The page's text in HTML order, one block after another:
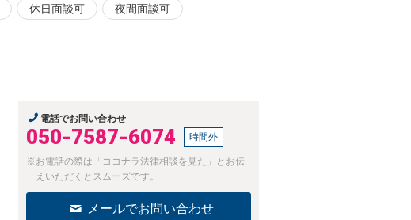
休日面談可 夜間面談可
電話でお問い合わせ
050-7587-6074 時間外
※お電話の際は「ココナラ法律相談を見た」とお伝
えいただくとスムーズです。
メールでお問い合わせ